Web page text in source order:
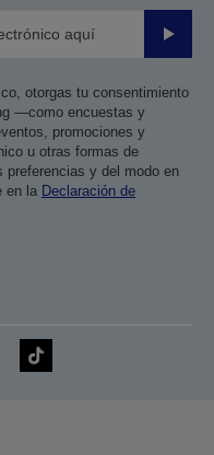
Enviar
otorgas tu consentimiento
—como encuestas y
promociones y
u otras formas de
preferencias y del modo en
en la Declaración de